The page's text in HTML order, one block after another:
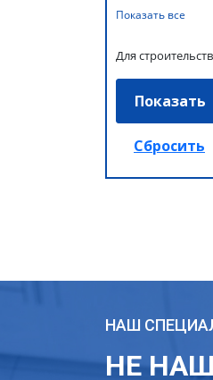
Показать все
Для
НАШ
НЕ